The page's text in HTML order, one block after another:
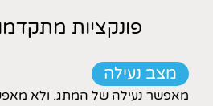
פונקציות
מצב נעילה
מאפשר נעילה של המתג. ולא